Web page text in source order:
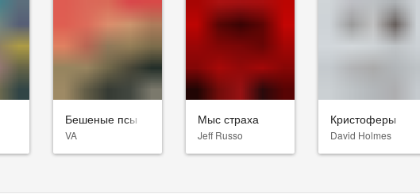
Бешеные псы
VA
Мыс страха
Jeff Russo
Кристоферы
David Holmes